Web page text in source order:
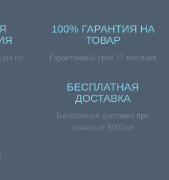
по
100% ГАРАНТИЯ НА
ТОВАР
Гарантийный срок 12 месяцев
БЕСПЛАТНАЯ
ДОСТАВКА
Бесплатная доставка при
заказе от 5000шт